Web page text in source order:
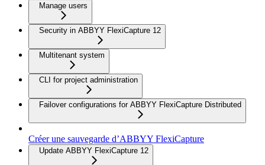
Manage users
Security in ABBYY FlexiCapture 12
Multitenant system
CLI for project administration
Failover configurations for ABBYY FlexiCapture Distributed
Créer une sauvegarde d’ABBYY FlexiCapture
Update ABBYY FlexiCapture 12